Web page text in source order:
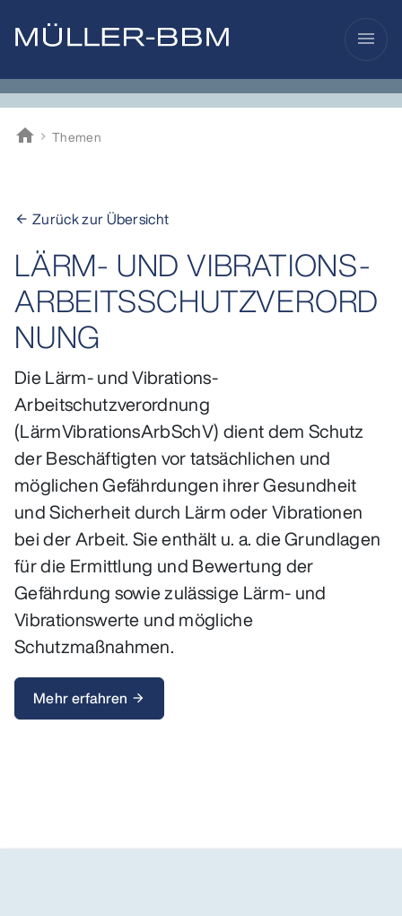
menu
home
Müller-BBM
Themen
arrow_back Zurück zur Übersicht
LÄRM- UND VIBRATIONS-
ARBEITSSCHUTZVERORD
NUNG
Die Lärm- und Vibrations-
Arbeitschutzverordnung
(LärmVibrationsArbSchV) dient dem Schutz
der Beschäftigten vor tatsächlichen und
möglichen Gefährdungen ihrer Gesundheit
und Sicherheit durch Lärm oder Vibrationen
bei der Arbeit. Sie enthält u. a. die Grundlagen
für die Ermittlung und Bewertung der
Gefährdung sowie zulässige Lärm- und
Vibrationswerte und mögliche
Schutzmaßnahmen.
Mehr erfahren arrow_forward